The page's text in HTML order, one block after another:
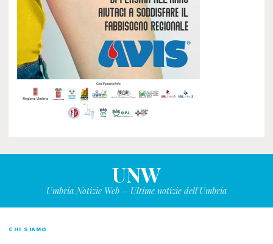
UNW
Umbria Notizie Web – Ultime notizie dell'Umbria
CHI SIAMO